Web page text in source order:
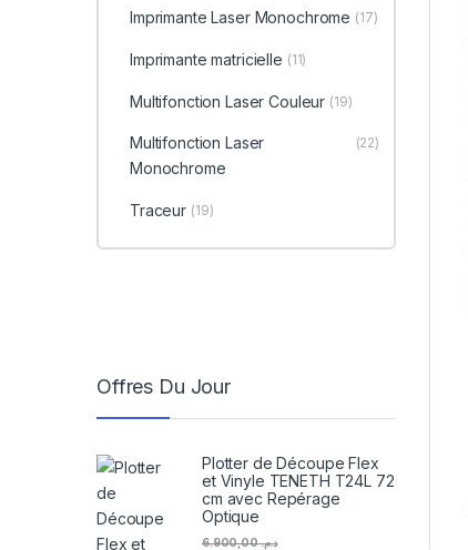
Imprimante Laser Monochrome (17)
Imprimante matricielle (11)
Multifonction Laser Couleur (19)
Multifonction Laser
Monochrome
(22)
Traceur (19)
Offres Du Jour
Plotter de Découpe Flex
et Vinyle TENETH T24L 72
cm avec Repérage
Optique
د.م.6.900,00